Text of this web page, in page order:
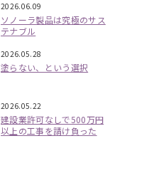
2026.06.09
ソノーラ製品は究極のサス
テナブル
2026.05.28
塗らない、という選択
2026.05.22
建設業許可なしで500万円
以上の工事を請け負った